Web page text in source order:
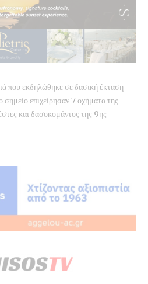
που εκδηλώθηκε σε δασική έκταση
επιχείρησαν 7 οχήματα της
και δασοκομάντος της 9ης